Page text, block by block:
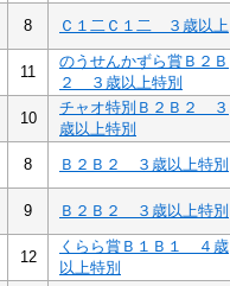
8 Ｃ１二Ｃ１二 ３歳以上
11
のうせんかずら賞Ｂ２Ｂ
２ ３歳以上特別
10
チャオ特別Ｂ２Ｂ２ ３
歳以上特別
8 Ｂ２Ｂ２ ３歳以上特別
9 Ｂ２Ｂ２ ３歳以上特別
12
くらら賞Ｂ１Ｂ１ ４歳
以上特別